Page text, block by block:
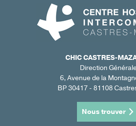
CHIC CASTRES-
Direction
6, Avenue de la
BP 30417 - 81108
Nous trouver